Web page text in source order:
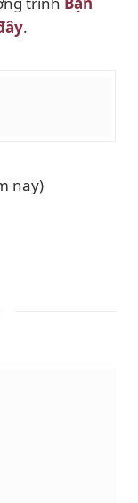
.
nay)